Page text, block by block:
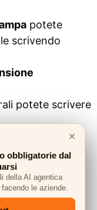
potete
scrivendo
potete scrivere
del
non sono
forma,
un link
mail.
×
obbligatorie dal
della AI agentica
le aziende.